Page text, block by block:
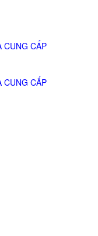
CUNG CẤP
CUNG CẤP